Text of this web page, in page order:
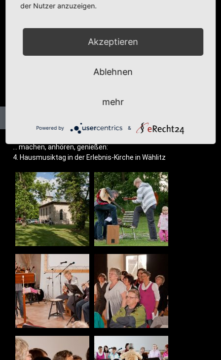
… machen, anhö­ren, genießen:
4. Haus­mu­sik­tag in der Erleb­nis-Kir­che in Wählitz
der Nutzer anzuzeigen.
Akzeptieren
Ablehnen
mehr
Powered by &